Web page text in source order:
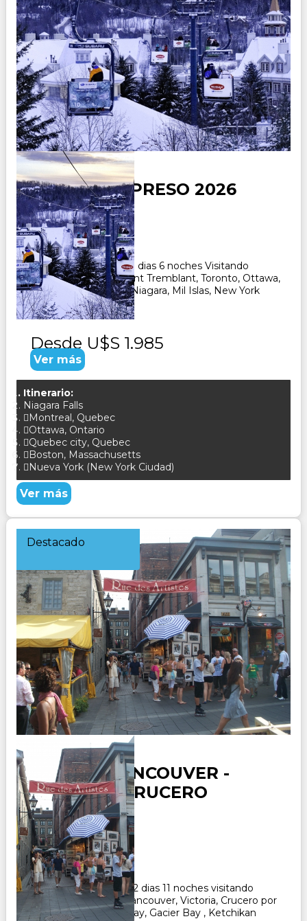
CANADA EXPRESO 2026
Duración:
7Días6Noches
Paquete Turistico de 7 dias 6 noches Visitando
Montreal, Quebec, Mont Tremblant, Toronto, Ottawa,
Boston, Cataratas del Niagara, Mil Islas, New York
CONSULTAR
Desde U$S 1.985
Ver más
Itinerario:
Niagara Falls
Montreal, Quebec
Ottawa, Ontario
Quebec city, Quebec
Boston, Massachusetts
Nueva York (New York Ciudad)
Ver más
Destacado
CANADA VANCOUVER -
VICTORIA- CRUCERO
ALASKA
Duración:
12Días11Noches
Paquete Turistico de 12 dias 11 noches visitando
Canada, recorriendo Vancouver, Victoria, Crucero por
Alaska, Juneau, Skagway, Gacier Bay , Ketchikan